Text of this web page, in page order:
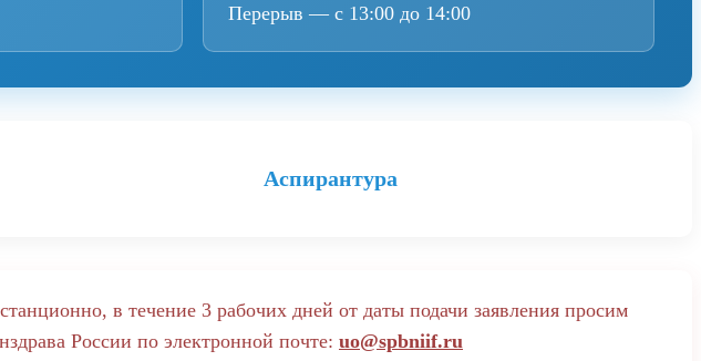
Перерыв — с 13:00 до 14:00
Аспирантура
в течение 3 рабочих дней от даты подачи заявления просим
России по электронной почте: uo@spbniif.ru